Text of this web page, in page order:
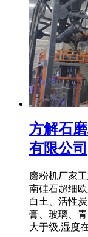
方解石
有限公司
磨粉机厂家
南硅石超细
白土、活性
膏、玻璃、
大于级,湿度